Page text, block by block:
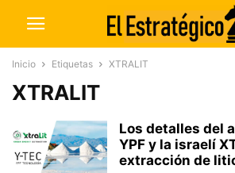
Inicio Etiquetas XTRALIT
XTRALIT
Los detalles del
YPF y la israelí
extracción de